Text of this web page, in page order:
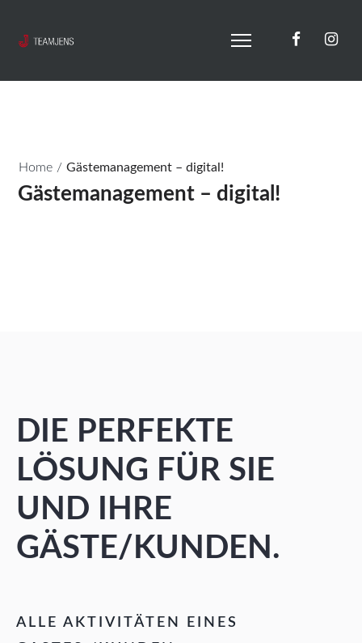
Home / Gästemanagement – digital!
Gästemanagement – digital!
DIE PERFEKTE
LÖSUNG FÜR SIE
UND IHRE
GÄSTE/KUNDEN.
ALLE AKTIVITÄTEN EINES